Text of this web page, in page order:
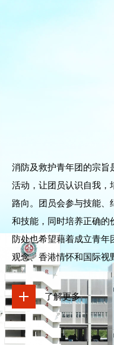
消防及救护青年团的宗旨
活动，让团员认识自我，
路向。团员会参与技能
和技能，同时培养正确的
防处也希望藉着成立青
观念、香港情怀和国际视
了解更多